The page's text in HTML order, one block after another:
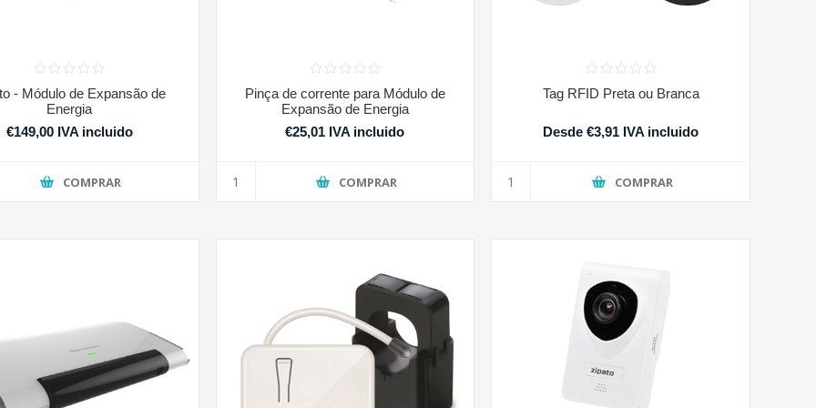
- Módulo de Expansão de
Energia
€149,00 IVA incluido
COMPRAR
Pinça de corrente para Módulo de
Expansão de Energia
€25,01 IVA incluido
COMPRAR
Tag RFID Preta ou Branca
Desde €3,91 IVA incluido
COMPRAR